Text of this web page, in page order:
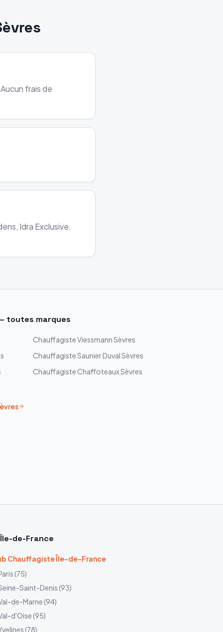
frais de
Idra Exclusive.
toutes marques
ChauffagisteViessmannSèvres
ChauffagisteSaunier DuvalSèvres
Chauffagiste ChaffoteauxSèvres
Île-de-France
Chauffagiste Île-de-France
(75)
Saint-Denis (93)
de-Marne (94)
d'Oise (95)
(78)